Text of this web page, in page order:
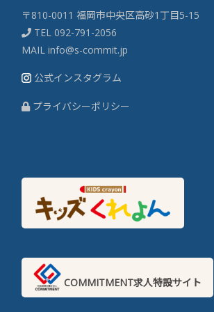
〒810-0011 福岡市中央区高砂1丁目5-15
TEL092-791-2056
MAILinfo@s-commit.jp
公式インスタグラム
プライバシーポリシー
COMMITMENT求人特設サイト